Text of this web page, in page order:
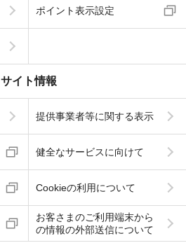
ポイント表示設定
サイト情報
提供事業者等に関する表示
健全なサービスに向けて
Cookieの利用について
お客さまのご利用端末から
の情報の外部送信について